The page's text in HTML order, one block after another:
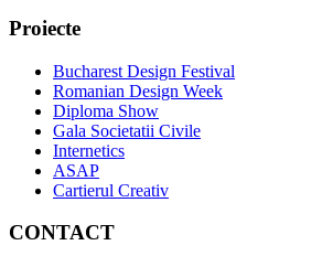
Proiecte
Bucharest Design Festival
Romanian Design Week
Diploma Show
Gala Societatii Civile
Internetics
ASAP
Cartierul Creativ
CONTACT